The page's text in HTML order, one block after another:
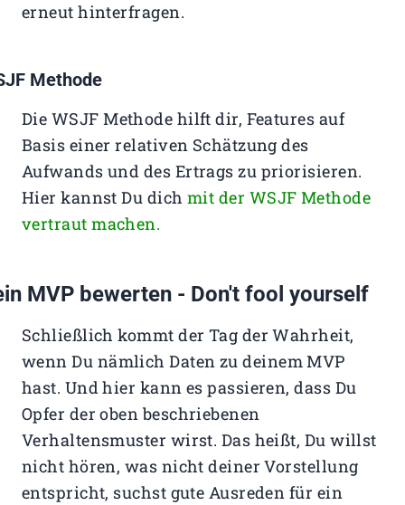
erneut hinterfragen.
Methode
Die WSJF Methode hilft dir, Features auf
Basis einer relativen Schätzung des
Aufwands und des Ertrags zu priorisieren.
Hier kannst Du dich mit der WSJF Methode
vertraut machen.
MVP bewerten - Don't fool yourself
Schließlich kommt der Tag der Wahrheit,
wenn Du nämlich Daten zu deinem MVP
hast. Und hier kann es passieren, dass Du
Opfer der oben beschriebenen
Verhaltensmuster wirst. Das heißt, Du willst
nicht hören, was nicht deiner Vorstellung
entspricht, suchst gute Ausreden für ein